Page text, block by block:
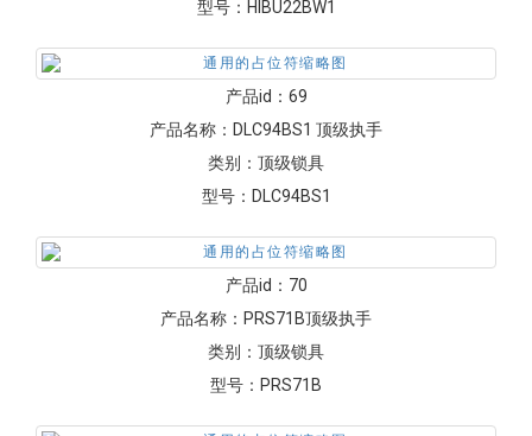
型号： HIBU22BW1
产品id： 69
产品名称： DLC94BS1 顶级执手
类别： 顶级锁具
型号： DLC94BS1
产品id： 70
产品名称： PRS71B顶级执手
类别： 顶级锁具
型号： PRS71B